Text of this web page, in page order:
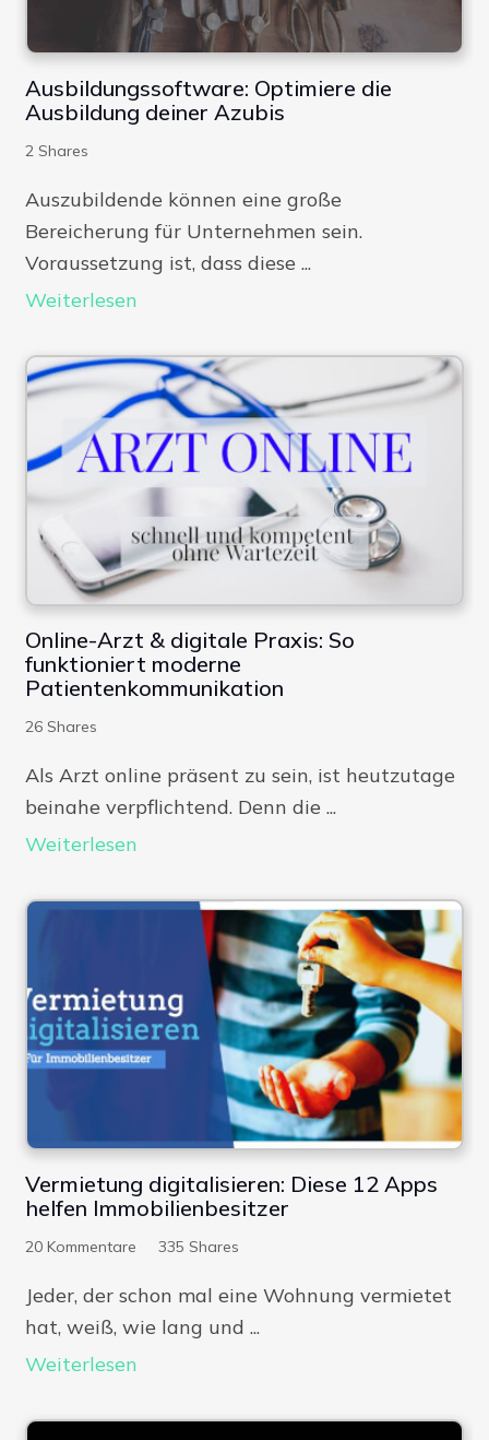
Ausbildungssoftware: Optimiere die
Ausbildung deiner Azubis
2 Shares
Auszubildende können eine große
Bereicherung für Unternehmen sein.
Voraussetzung ist, dass diese ...
Weiterlesen
Online-Arzt & digitale Praxis: So
funktioniert moderne
Patientenkommunikation
26 Shares
Als Arzt online präsent zu sein, ist heutzutage
beinahe verpflichtend. Denn die ...
Weiterlesen
Vermietung digitalisieren: Diese 12 Apps
helfen Immobilienbesitzer
20 Kommentare 335 Shares
Jeder, der schon mal eine Wohnung vermietet
hat, weiß, wie lang und ...
Weiterlesen